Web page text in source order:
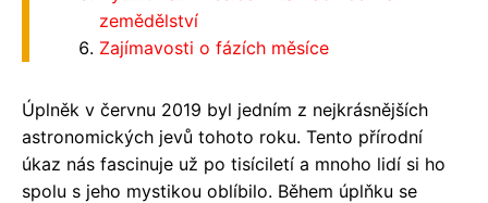
zemědělství
Zajímavosti o fázích měsíce
Úplněk v červnu 2019 byl jedním z nejkrásnějších
astronomických jevů tohoto roku. Tento přírodní
úkaz nás fascinuje už po tisíciletí a mnoho lidí si ho
spolu s jeho mystikou oblíbilo. Během úplňku se